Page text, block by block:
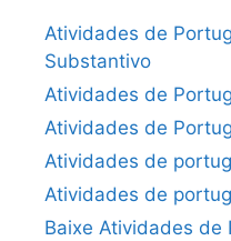
Atividades de
Substantivo
Atividades de
Atividades de
Atividades de
Atividades de
Baixe Atividades de